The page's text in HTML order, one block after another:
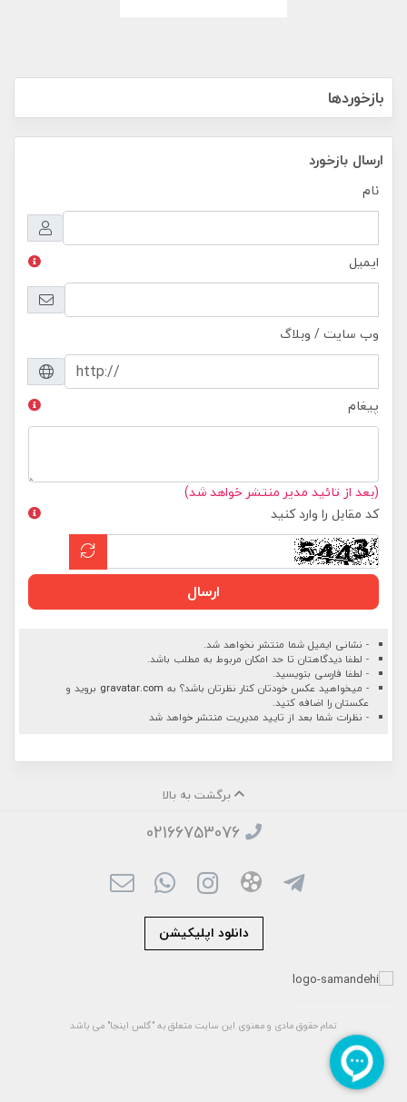
بازخوردها
ارسال بازخورد
نام
ایمیل
وب سایت / وبلاگ
پیغام
(بعد از تائید مدیر منتشر خواهد شد)
کد مقابل را وارد کنید
ارسال
- نشانی ایمیل شما منتشر نخواهد شد.
- لطفا دیدگاهتان تا حد امکان مربوط به مطلب باشد.
- لطفا فارسی بنویسید.
- میخواهید عکس خودتان کنار نظرتان باشد؟ به gravatar.com بروید و
عکستان را اضافه کنید.
- نظرات شما بعد از تایید مدیریت منتشر خواهد شد
برگشت به بالا
02166753076
دانلود اپلیکیشن
تمام حقوق مادی و معنوی این سایت متعلق به "گلس اینجا" می باشد